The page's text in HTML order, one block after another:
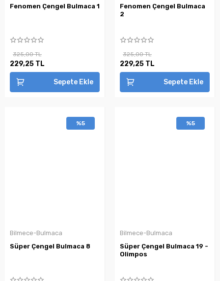
Fenomen Çengel Bulmaca 1
325,00 TL
229,25 TL
Sepete Ekle
Fenomen Çengel Bulmaca
2
325,00 TL
229,25 TL
Sepete Ekle
%5
Bilmece-Bulmaca
Süper Çengel Bulmaca 8
%5
Bilmece-Bulmaca
Süper Çengel Bulmaca 19 -
Olimpos